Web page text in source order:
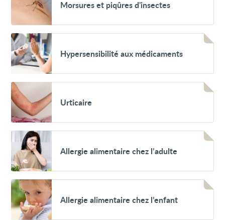
piqûres
d'insectes
Morsures et piqûres d'insectes
Voir
Hypersensibilité
aux
médicaments
Hypersensibilité aux médicaments
Voir
Urticaire
Urticaire
Voir
Allergie
alimentaire
chez
l’adulte
Allergie alimentaire chez l’adulte
Voir
Allergie
alimentaire
chez
l’enfant
Allergie alimentaire chez l’enfant